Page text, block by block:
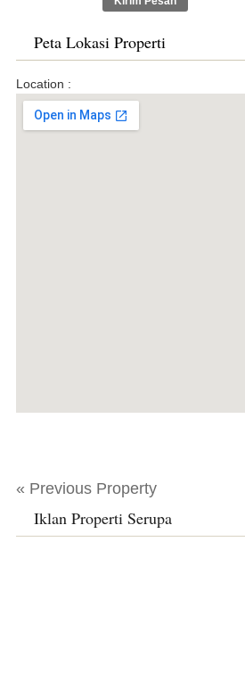
Peta Lokasi Properti
Location :
« Previous Property
Iklan Properti Serupa